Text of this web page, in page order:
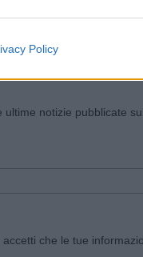
Policy
notizie pubblicate
che le tue